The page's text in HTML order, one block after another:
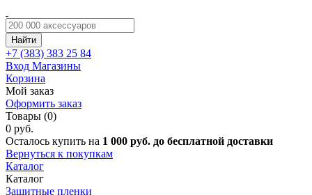
Найти
+7 (383) 383 25 84
Вход Магазины
Корзина
Мой заказ
Оформить заказ
Товары (0)
0 руб.
Осталось купить на 1 000 руб. до бесплатной доставки
Вернуться к покупкам
Каталог
Каталог
Защитные пленки